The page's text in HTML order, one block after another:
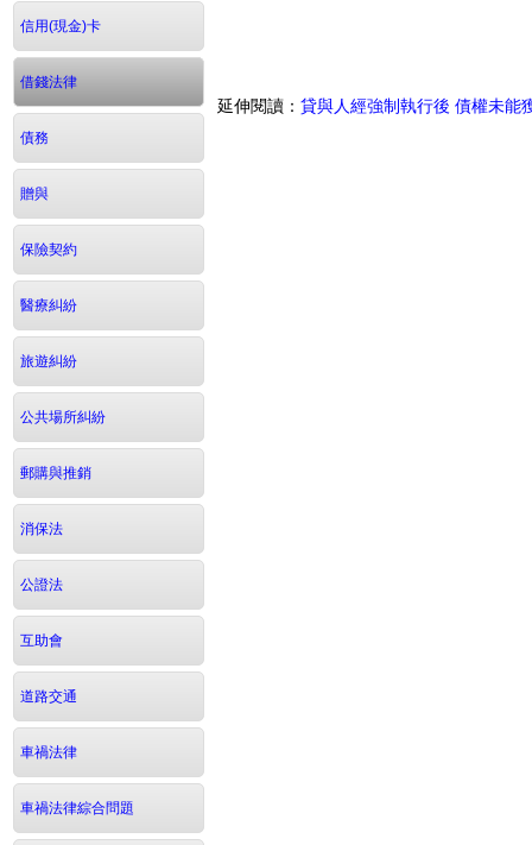
信用(現金)卡
借錢法律
債務
贈與
保險契約
醫療糾紛
旅遊糾紛
公共場所糾紛
郵購與推銷
消保法
公證法
互助會
道路交通
車禍法律
車禍法律綜合問題
延伸閱讀： 貸與人經強制執行後 債權未能